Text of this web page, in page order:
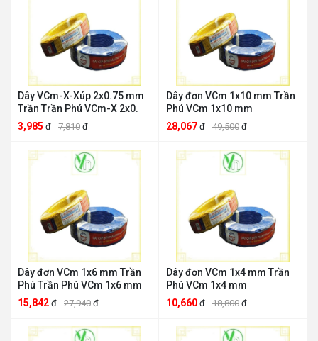
Dây VCm-X-Xúp 2x0.75 mm
Trần Trần Phú VCm-X 2x0.
3,985 đ 7,810 đ
Dây đơn VCm 1x10 mm Trần
Phú VCm 1x10 mm
28,067 đ 49,500 đ
Dây đơn VCm 1x6 mm Trần
Phú Trần Phú VCm 1x6 mm
15,842 đ 27,940 đ
Dây đơn VCm 1x4 mm Trần
Phú VCm 1x4 mm
10,660 đ 18,800 đ